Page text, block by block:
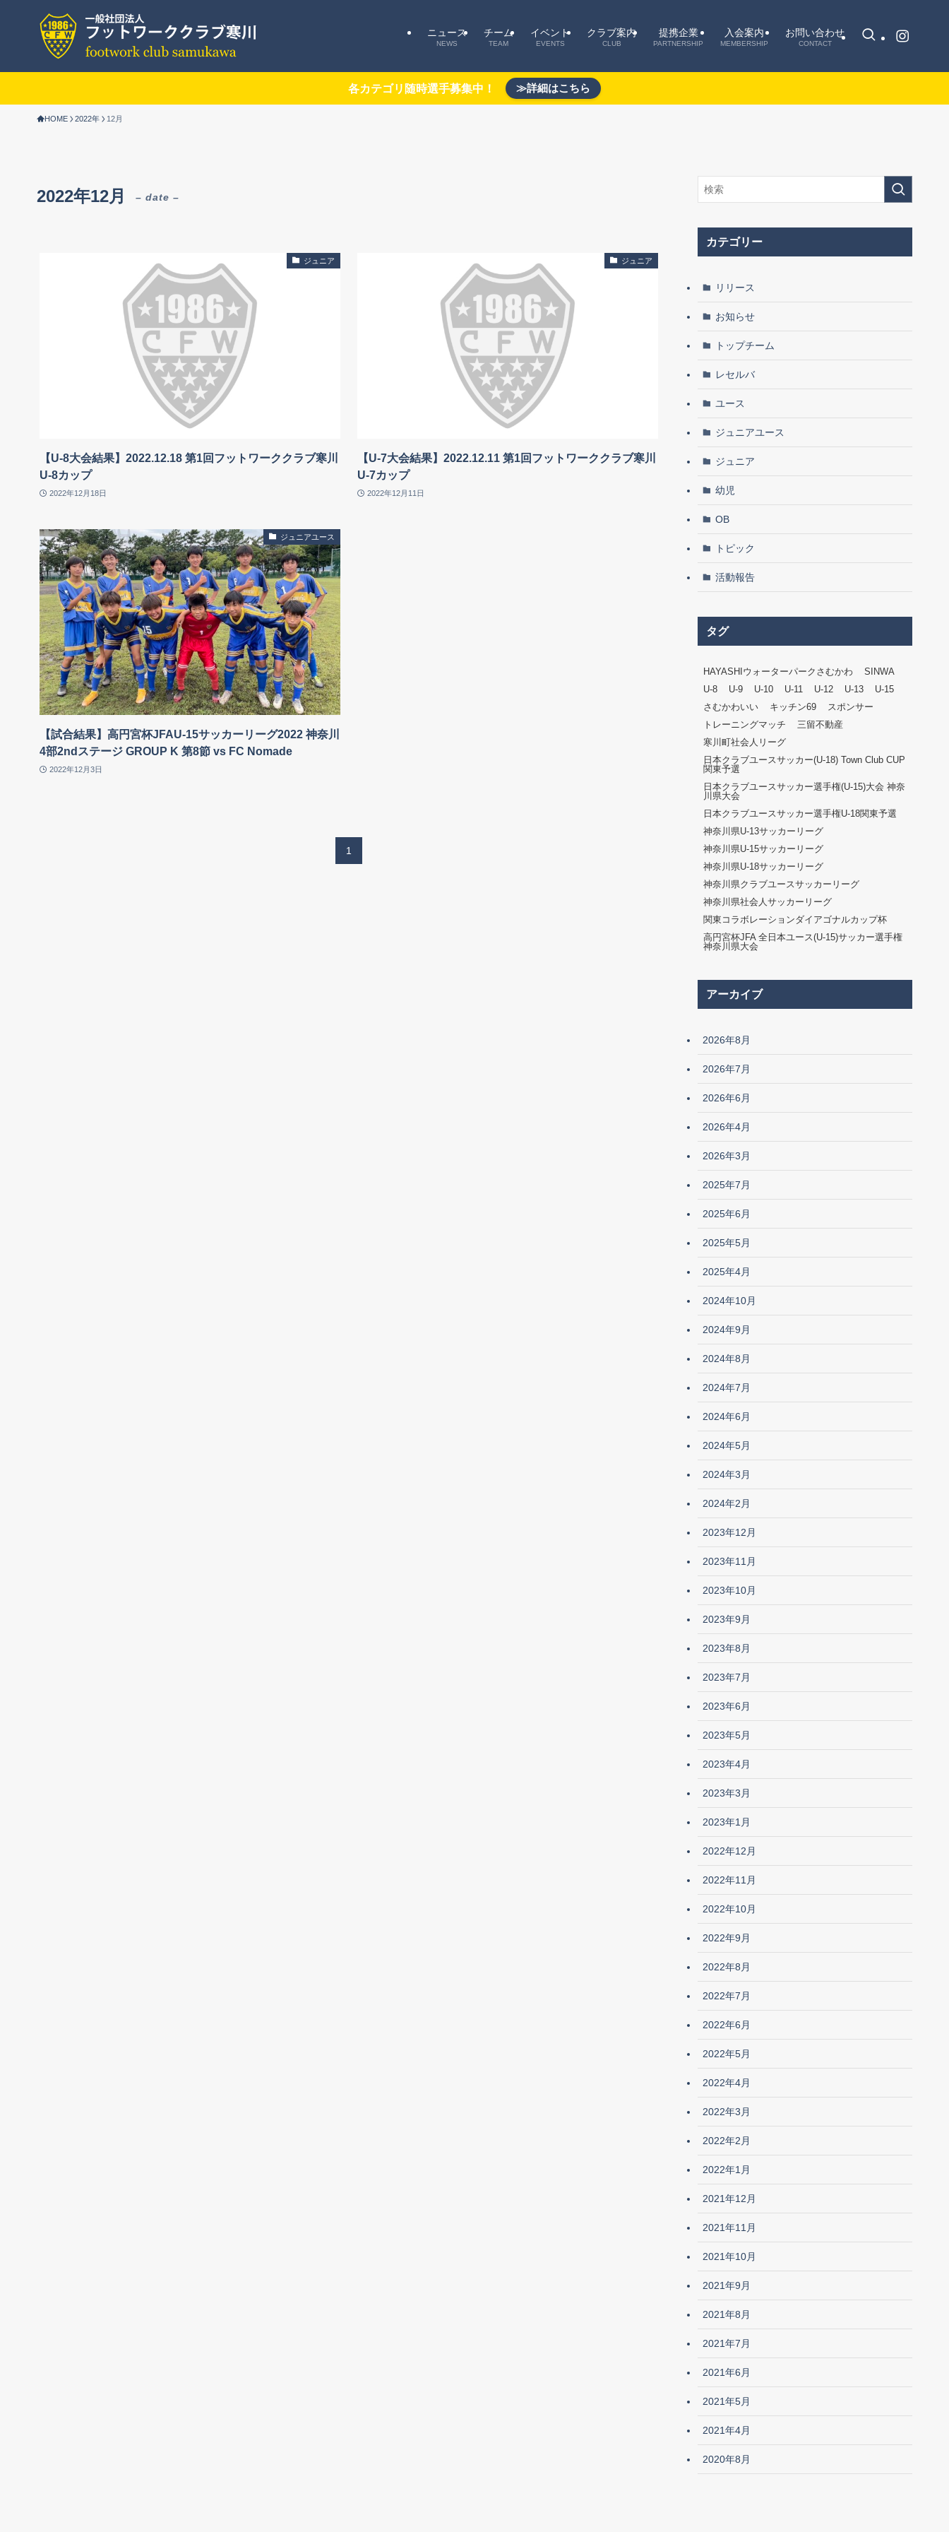
ニュース
NEWS
チーム
TEAM
イベント
EVENTS
クラブ案内
CLUB
提携企業
PARTNERSHIP
入会案内
MEMBERSHIP
お問い合わせ
CONTACT
各カテゴリ随時選手募集中！ ≫詳細はこちら
HOME 2022年 12月
2022年12月 – date –
ジュニア
【U-8大会結果】2022.12.18 第1回フットワーククラブ寒川
U-8カップ
2022年12月18日
ジュニア
【U-7大会結果】2022.12.11 第1回フットワーククラブ寒川
U-7カップ
2022年12月11日
ジュニアユース
【試合結果】高円宮杯JFAU-15サッカーリーグ2022 神奈川
4部2ndステージ GROUP K 第8節 vs FC Nomade
2022年12月3日
1
カテゴリー
リリース
お知らせ
トップチーム
レセルバ
ユース
ジュニアユース
ジュニア
幼児
OB
トピック
活動報告
タグ
HAYASHIウォーターパークさむかわ
SINWA
U-8
U-9 U-10 U-11 U-12 U-13
U-15
さむかわいい
キッチン69
スポンサー
トレーニングマッチ
三留不動産
寒川町社会人リーグ
日本クラブユースサッカー(U-18) Town Club CUP
関東予選
日本クラブユースサッカー選手権(U-15)大会 神奈
川県大会
日本クラブユースサッカー選手権U-18関東予選
神奈川県U-13サッカーリーグ
神奈川県U-15サッカーリーグ
神奈川県U-18サッカーリーグ
神奈川県クラブユースサッカーリーグ
神奈川県社会人サッカーリーグ
関東コラボレーションダイアゴナルカップ杯
高円宮杯JFA 全日本ユース(U-15)サッカー選手権
神奈川県大会
アーカイブ
2026年8月
2026年7月
2026年6月
2026年4月
2026年3月
2025年7月
2025年6月
2025年5月
2025年4月
2024年10月
2024年9月
2024年8月
2024年7月
2024年6月
2024年5月
2024年3月
2024年2月
2023年12月
2023年11月
2023年10月
2023年9月
2023年8月
2023年7月
2023年6月
2023年5月
2023年4月
2023年3月
2023年1月
2022年12月
2022年11月
2022年10月
2022年9月
2022年8月
2022年7月
2022年6月
2022年5月
2022年4月
2022年3月
2022年2月
2022年1月
2021年12月
2021年11月
2021年10月
2021年9月
2021年8月
2021年7月
2021年6月
2021年5月
2021年4月
2020年8月